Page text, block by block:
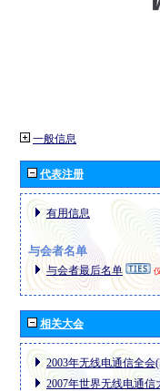
一般信息
代表注册
有用信息
与会者名单
与会者最后名单
相关大会
2003年无线电通信全会
2007年世界无线电通信